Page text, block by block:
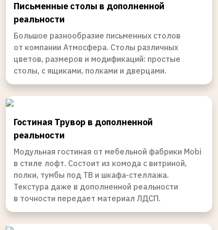
Письменные столы в дополненной
реальности
Большое разнообразие письменных столов
от компании Атмосфера. Столы различных
цветов, размеров и модификаций: простые
столы, с ящиками, полками и дверцами.
Гостиная Трувор в дополненной
реальности
Модульная гостиная от мебельной фабрики Mobi
в стиле лофт. Cостоит из комода с витриной,
полки, тумбы под ТВ и шкафа-стеллажа.
Текстура даже в дополненной реальности
в точности передает материал ЛДСП.